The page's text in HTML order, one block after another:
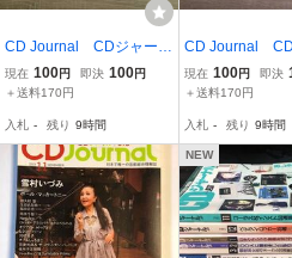
CD Journal CDジャーナ
ル 2021年秋号 表紙:内
田雄馬・ハロプロ研修生
トリー 上原ひろみ 鞘
師里保 け607
現在 100円 即決 100円
＋送料170円
入札 - 残り 9時間
CD Journal
ル 2019年秋号
ャニーズWEST
アンジュルム
理 下野紘
0
現在 100円 即決
＋送料170円
入札 - 残り 9時間
NEW